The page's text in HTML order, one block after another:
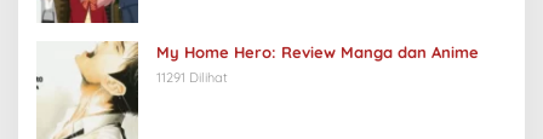
My Home Hero: Review Manga dan Anime
11291 Dilihat